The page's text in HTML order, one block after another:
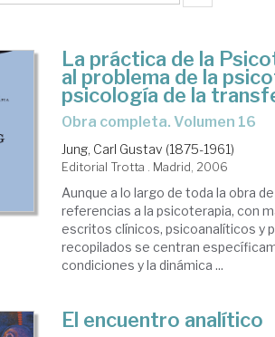
La práctica de la
al problema de la
psicología de la
Obra completa. Volumen 16
Jung, Carl Gustav (1875-1961)
Editorial Trotta . Madrid, 2006
Aunque a lo largo de toda la obra
referencias a la psicoterapia, con
escritos clínicos, psicoanalíticos y
recopilados se centran
condiciones y la dinámica ...
El encuentro analítico